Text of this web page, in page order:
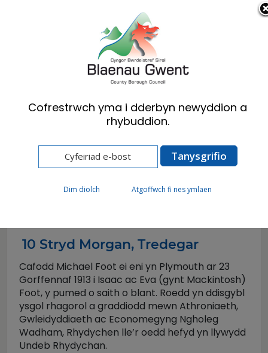
Cymraeg English
Ymwelwyr
Michael Foot
10 Stryd Morgan, Tredegar
Cafodd Michael Foot ei eni yn Plymouth ar 23
Gorffennaf 1913 i Isaac ac Eva (gynt Mackintosh)
Foot, y pumed o saith o blant. Roedd yn ddisgybl
ysgol rhagorol a graddiodd mewn Athroniaeth,
Gwleidyddiaeth ac Economegyng Ngholeg
Wadham, Rhydychen lle’r oedd hefyd yn llywydd
Undeb Rhydychan.
Cofrestrwch yma i dderbyn newyddion a
rhybuddion.
Dim diolch Atgoffwch fi nes ymlaen